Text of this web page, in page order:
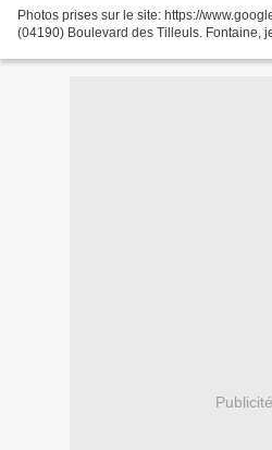
Photos prises sur le site: https://
(04190) Boulevard des Tilleuls. Fontaine,
Publicité